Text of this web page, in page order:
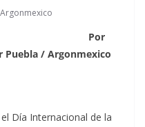
Por
Puebla / Argonmexico
Día Internacional de la